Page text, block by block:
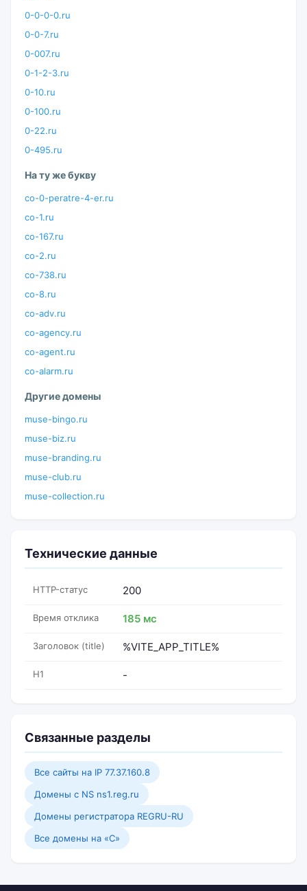
0-0-0-0.ru
0-0-7.ru
0-007.ru
0-1-2-3.ru
0-10.ru
0-100.ru
0-22.ru
0-495.ru
На ту же букву
co-0-peratre-4-er.ru
co-1.ru
co-167.ru
co-2.ru
co-738.ru
co-8.ru
co-adv.ru
co-agency.ru
co-agent.ru
co-alarm.ru
Другие домены
muse-bingo.ru
muse-biz.ru
muse-branding.ru
muse-club.ru
muse-collection.ru
Технические данные
HTTP-статус 200
Время отклика 185 мс
Заголовок (title) %VITE_APP_TITLE%
H1 -
Связанные разделы
Все сайты на IP 77.37.160.8
Домены с NS ns1.reg.ru
Домены регистратора REGRU-RU
Все домены на «C»